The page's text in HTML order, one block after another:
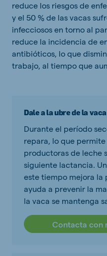
reduce los riesgos de
y el 50 % de las vacas
infecciosos en torno al
reduce la incidencia de
antibióticos, lo que
trabajo, al tiempo que
Dale a la ubre de la
Durante el período
repara, lo que
productoras de leche
siguiente lactancia.
este tiempo mejora la
ayuda a prevenir la
la vaca se mantenga
Contacta con